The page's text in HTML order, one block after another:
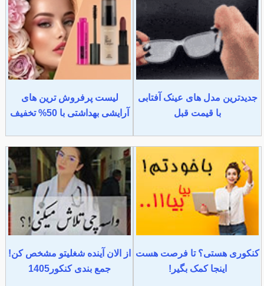
جدیدترین مدل های عینک آفتابی
با قیمت قبل
لیست پرفروش ترین های
آرایشی بهداشتی با 50% تخفیف
کنکوری هستی؟ تا فرصت هست
اینجا کمک بگیر!
از الان آینده شغلیتو مشخص کن!
جمع بندی کنکور1405